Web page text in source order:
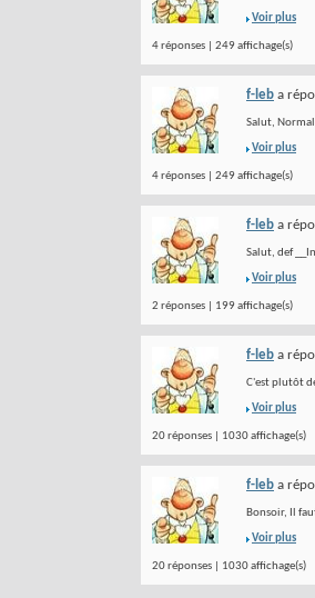
Voir plus
4 réponses | 249 affichage(s)
f-leb a
Salut,
Voir plus
4 réponses | 249 affichage(s)
f-leb a
Salut, def
Voir plus
2 réponses | 199 affichage(s)
f-leb a
C'est plutôt
Voir plus
20 réponses | 1030 affichage(s)
f-leb a
Bonsoir, Il
Voir plus
20 réponses | 1030 affichage(s)